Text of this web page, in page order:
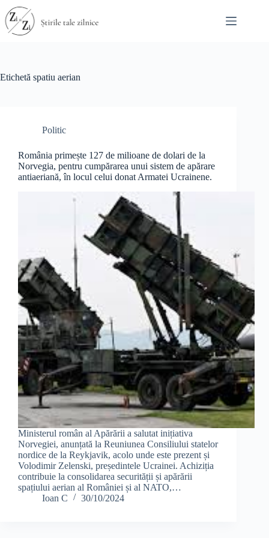
la
conținut
Etichetă spatiu aerian
Politic
România primește 127 de milioane de dolari de la
Norvegia, pentru cumpărarea unui sistem de apărare
antiaeriană, în locul celui donat Armatei Ucrainene.
Ministerul român al Apărării a salutat inițiativa
Norvegiei, anunțată la Reuniunea Consiliului statelor
nordice de la Reykjavik, acolo unde este prezent și
Volodimir Zelenski, președintele Ucrainei. Achiziția
contribuie la consolidarea securității și apărării
spațiului aerian al României și al NATO,…
Ioan C
30/10/2024